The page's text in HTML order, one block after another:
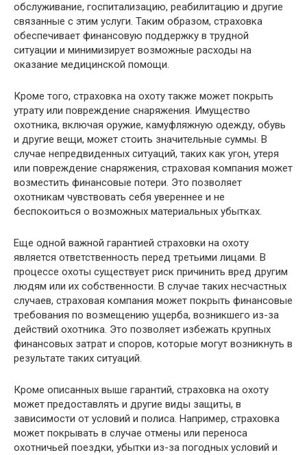
обслуживание, госпитализацию, реабилитацию и другие
связанные с этим услуги. Таким образом, страховка
обеспечивает финансовую поддержку в трудной
ситуации и минимизирует возможные расходы на
оказание медицинской помощи.
Кроме того, страховка на охоту также может покрыть
утрату или повреждение снаряжения. Имущество
охотника, включая оружие, камуфляжную одежду, обувь
и другие вещи, может стоить значительные суммы. В
случае непредвиденных ситуаций, таких как угон, утеря
или повреждение снаряжения, страховая компания может
возместить финансовые потери. Это позволяет
охотникам чувствовать себя увереннее и не
беспокоиться о возможных материальных убытках.
Еще одной важной гарантией страховки на охоту
является ответственность перед третьими лицами. В
процессе охоты существует риск причинить вред другим
людям или их собственности. В случае таких несчастных
случаев, страховая компания может покрыть финансовые
требования по возмещению ущерба, возникшего из-за
действий охотника. Это позволяет избежать крупных
финансовых затрат и споров, которые могут возникнуть в
результате таких ситуаций.
Кроме описанных выше гарантий, страховка на охоту
может предоставлять и другие виды защиты, в
зависимости от условий и полиса. Например, страховка
может покрывать в случае отмены или переноса
охотничьей поездки, убытки из-за погодных условий и